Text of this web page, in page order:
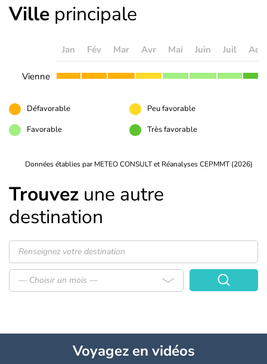
Ville principale
Jan Fév Mar Avr Mai Juin Juil
Vienne
Défavorable
Peu favorable
Favorable
Très favorable
Données établies par METEO CONSULT et Réanalyses CEPMMT (2026)
Trouvez une autre
destination
— Choisir un mois —
Voyagezen vidéos